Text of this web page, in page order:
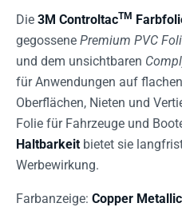
Die 3M ControltacTM
gegossene Premium PVC
und dem unsichtbaren
für Anwendungen auf
Oberflächen, Nieten und
Folie für Fahrzeuge und
Haltbarkeit bietet sie
Werbewirkung.
Farbanzeige: Copper Metallic